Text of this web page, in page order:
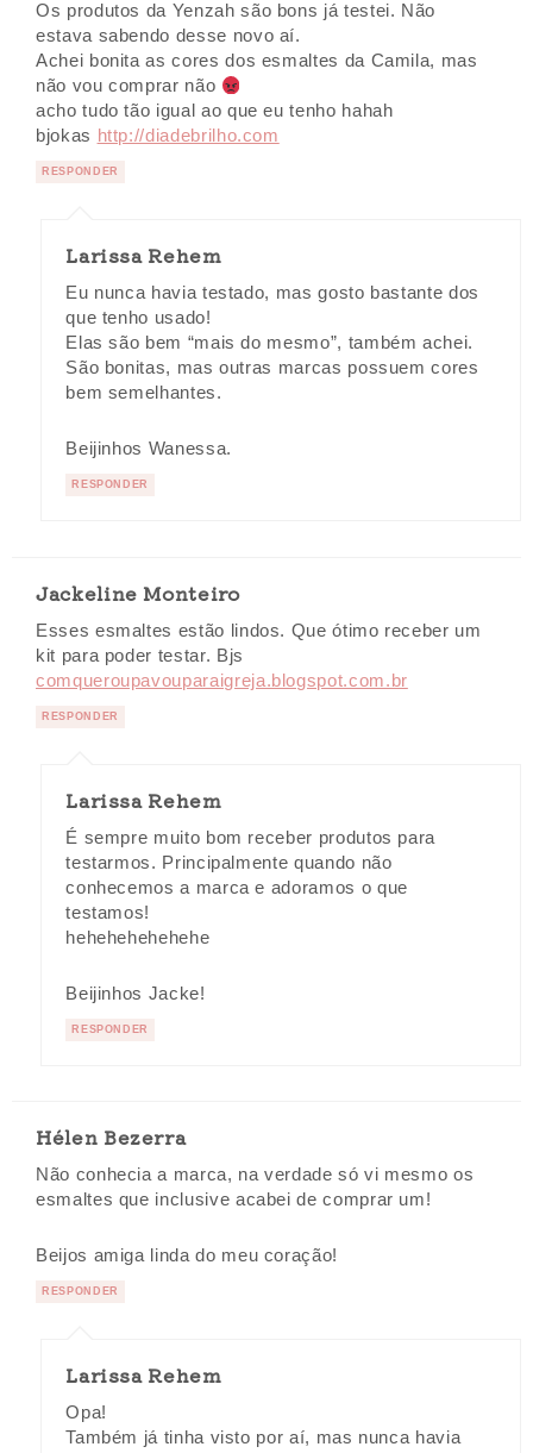
Os produtos da Yenzah são bons já testei. Não
estava sabendo desse novo aí.
Achei bonita as cores dos esmaltes da Camila, mas
não vou comprar não
acho tudo tão igual ao que eu tenho hahah
bjokas http://diadebrilho.com
RESPONDER
Larissa Rehem
Eu nunca havia testado, mas gosto bastante dos
que tenho usado!
Elas são bem “mais do mesmo”, também achei.
São bonitas, mas outras marcas possuem cores
bem semelhantes.
Beijinhos Wanessa.
RESPONDER
Jackeline Monteiro
Esses esmaltes estão lindos. Que ótimo receber um
kit para poder testar. Bjs
comqueroupavouparaigreja.blogspot.com.br
RESPONDER
Larissa Rehem
É sempre muito bom receber produtos para
testarmos. Principalmente quando não
conhecemos a marca e adoramos o que
testamos!
hehehehehehehe
Beijinhos Jacke!
RESPONDER
Hélen Bezerra
Não conhecia a marca, na verdade só vi mesmo os
esmaltes que inclusive acabei de comprar um!
Beijos amiga linda do meu coração!
RESPONDER
Larissa Rehem
Opa!
Também já tinha visto por aí, mas nunca havia